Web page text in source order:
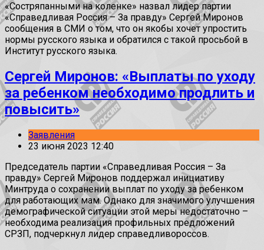
«Состряпанными на коленке» назвал лидер партии
«Справедливая Россия – За правду» Сергей Миронов
сообщения в СМИ о том, что он якобы хочет упростить
нормы русского языка и обратился с такой просьбой в
Институт русского языка.
Сергей Миронов: «Выплаты по уходу
за ребенком необходимо продлить и
повысить»
Заявления
23 июня 2023 12:40
Председатель партии «Справедливая Россия – За
правду» Сергей Миронов поддержал инициативу
Минтруда о сохранении выплат по уходу за ребенком
для работающих мам. Однако для значимого улучшения
демографической ситуации этой меры недостаточно –
необходима реализация профильных предложений
СРЗП, подчеркнул лидер справедливороссов.